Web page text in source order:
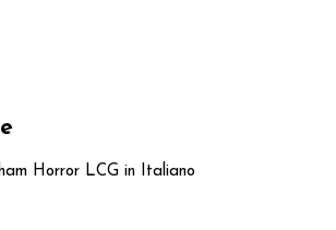
Horror LCG in Italiano